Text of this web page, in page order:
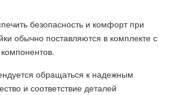
безопасность и комфорт при
обычно поставляются в комплекте с
обращаться к надежным
и соответствие деталей